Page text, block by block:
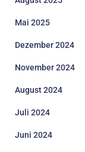
Mai 2025
Dezember 2024
November 2024
August 2024
Juli 2024
Juni 2024